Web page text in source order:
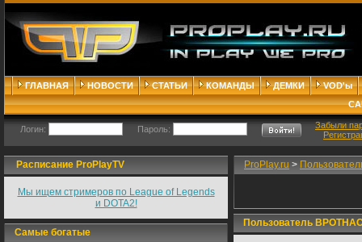
ГЛАВНАЯ НОВОСТИ СТАТЬИ КОМАНДЫ ДЕМКИ
VOD'ы
Логин: Пароль:
Забыли
Расписание ProPlayTV
Мы ищем стримеров по League of Legends
и DOTA2!
Самые богатые
ProPlay.ru >
Пользователь